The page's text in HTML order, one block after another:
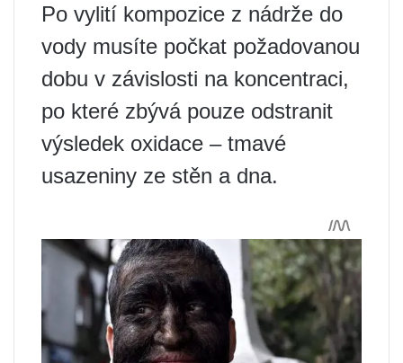
Po vylití kompozice z nádrže do
vody musíte počkat požadovanou
dobu v závislosti na koncentraci,
po které zbývá pouze odstranit
výsledek oxidace – tmavé
usazeniny ze stěn a dna.